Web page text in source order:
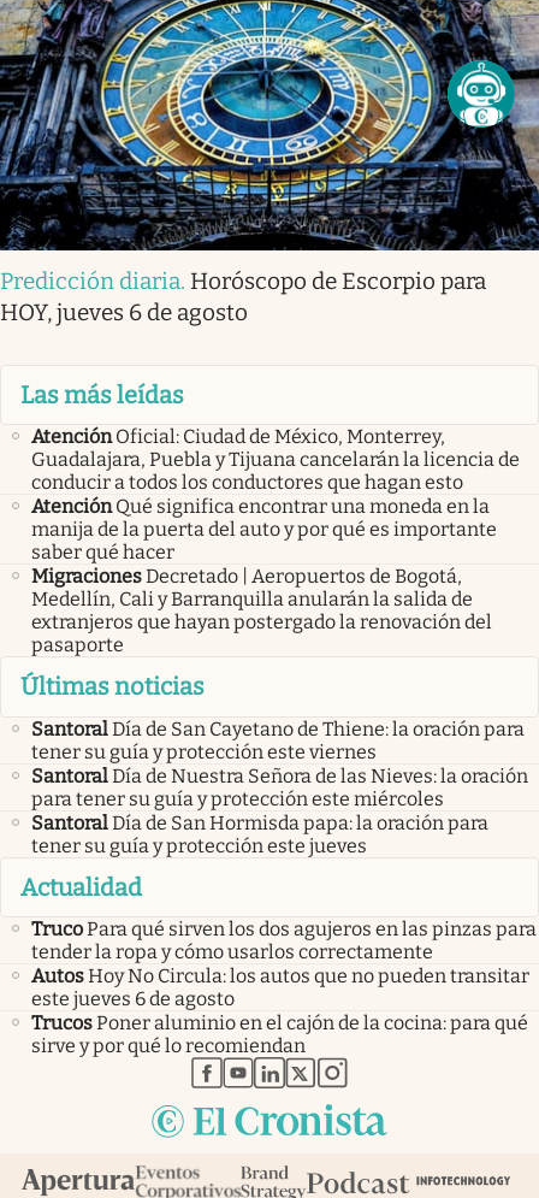
Predicción diaria. Horóscopo de Escorpio para
HOY, jueves 6 de agosto
Las más leídas
Atención Oficial: Ciudad de México, Monterrey,
Guadalajara, Puebla y Tijuana cancelarán la licencia de
conducir a todos los conductores que hagan esto
Atención Qué significa encontrar una moneda en la
manija de la puerta del auto y por qué es importante
saber qué hacer
MigracionesDecretado | Aeropuertos de Bogotá,
Medellín, Cali y Barranquilla anularán la salida de
extranjeros que hayan postergado la renovación del
pasaporte
Últimas noticias
SantoralDía de San Cayetano de Thiene: la oración para
tener su guía y protección este viernes
SantoralDía de Nuestra Señora de las Nieves: la oración
para tener su guía y protección este miércoles
SantoralDía de San Hormisda papa: la oración para
tener su guía y protección este jueves
Actualidad
TrucoPara qué sirven los dos agujeros en las pinzas para
tender la ropa y cómo usarlos correctamente
AutosHoy No Circula: los autos que no pueden transitar
este jueves 6 de agosto
TrucosPoner aluminio en el cajón de la cocina: para qué
sirve y por qué lo recomiendan
abre en nueva pestaña
abre en nueva pestaña
abre en nueva pestaña
abre en nueva pestaña
abre en nueva pestaña